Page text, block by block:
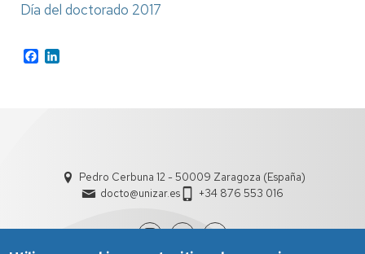
Día del doctorado 2017
Facebook
Pedro Cerbuna 12 - 50009 Zaragoza (España)
docto@unizar.es
+34 876 553 016